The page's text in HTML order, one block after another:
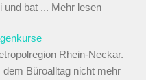
und bat ... Mehr lesen
Rhein-Neckar.
Büroalltag nicht mehr